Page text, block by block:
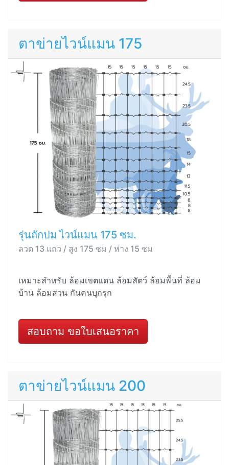
ตาข่ายไวน์แมน 175
รุ่นถักปม ไวน์แมน 175 ซม.
ลวด 13 แถว / สูง 175 ซม / ห่าง 15 ซม
เหมาะสำหรับ ล้อมเขตแดน ล้อมสัตว์ ล้อมพื้นที่ ล้อม
บ้าน ล้อมสวน กันคนบุกรุก
สอบถาม ขอใบเสนอราคา
ตาข่ายไวน์แมน 200